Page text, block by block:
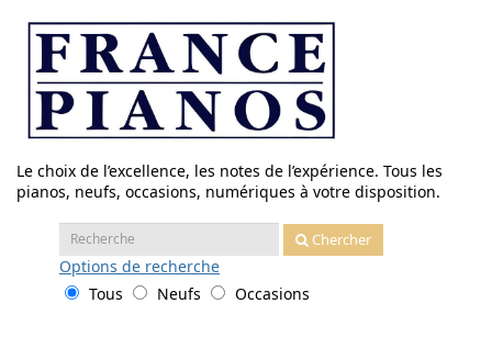
contenu
Le choix de l’excellence, les notes de l’expérience. Tous les
pianos, neufs, occasions, numériques à votre disposition.
Recherche
:
Chercher
Options de recherche
Tous
Neufs Occasions